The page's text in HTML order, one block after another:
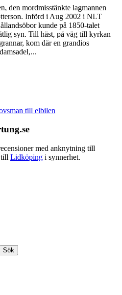
den mordmisstänkte lagmannen
Införd i Aug 2002 i NLT
kunde på 1850-talet
syn. Till häst, på väg till kyrkan
kom där en grandios
till elbilen
med anknytning till
Lidköping i synnerhet.